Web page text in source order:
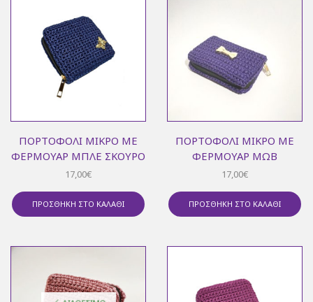
ΠΟΡΤΟΦΌΛΙ ΜΙΚΡΌ ΜΕ
ΦΕΡΜΟΥΆΡ ΜΠΛΕ ΣΚΟΎΡΟ
17,00€
ΠΡΟΣΘΉΚΗ ΣΤΟ ΚΑΛΆΘΙ
ΠΟΡΤΟΦΌΛΙ ΜΙΚΡΌ ΜΕ
ΦΕΡΜΟΥΆΡ ΜΩΒ
17,00€
ΠΡΟΣΘΉΚΗ ΣΤΟ ΚΑΛΆΘΙ